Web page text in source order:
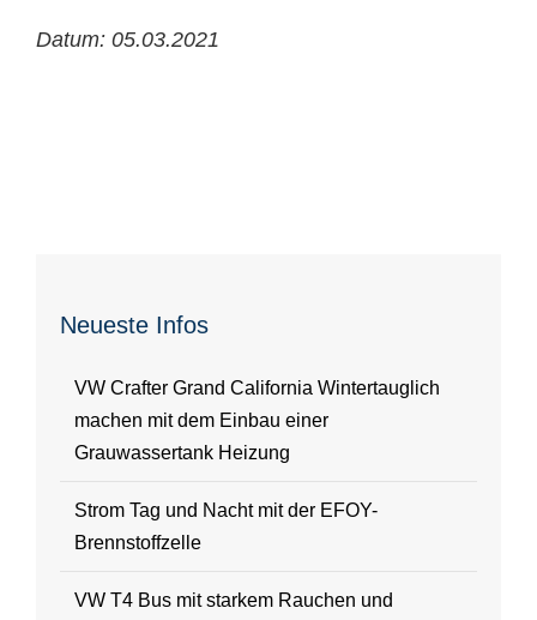
Datum: 05.03.2021
Neueste Infos
VW Crafter Grand California Wintertauglich
machen mit dem Einbau einer
Grauwassertank Heizung
Strom Tag und Nacht mit der EFOY-
Brennstoffzelle
VW T4 Bus mit starkem Rauchen und